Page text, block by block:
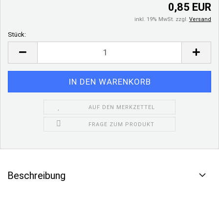
0,85 EUR
inkl. 19% MwSt. zzgl. Versand
Stück:
AUF DEN MERKZETTEL
FRAGE ZUM PRODUKT
Beschreibung